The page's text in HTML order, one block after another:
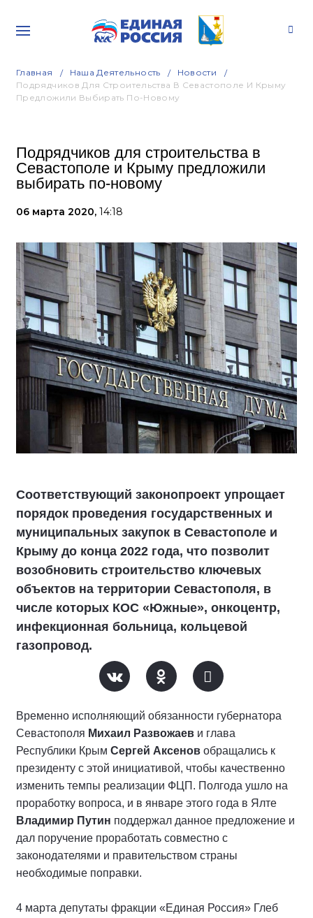
Главная Наша Деятельность
Новости
Подрядчиков Для Строительства В Севастополе И Крыму
Предложили Выбирать По-Новому
Подрядчиков для строительства в
Севастополе и Крыму предложили
выбирать по-новому
06 марта 2020, 14:18
Соответствующий законопроект упрощает
порядок проведения государственных и
муниципальных закупок в Севастополе и
Крыму до конца 2022 года, что позволит
возобновить строительство ключевых
объектов на территории Севастополя, в
числе которых КОС «Южные», онкоцентр,
инфекционная больница, кольцевой
газопровод.
Временно исполняющий обязанности губернатора
Севастополя Михаил Развожаев и глава
Республики Крым Сергей Аксенов обращались к
президенту с этой инициативой, чтобы качественно
изменить темпы реализации ФЦП. Полгода ушло на
проработку вопроса, и в январе этого года в Ялте
Владимир Путин поддержал данное предложение и
дал поручение проработать совместно с
законодателями и правительством страны
необходимые поправки.
4 марта депутаты фракции «Единая Россия» Глеб